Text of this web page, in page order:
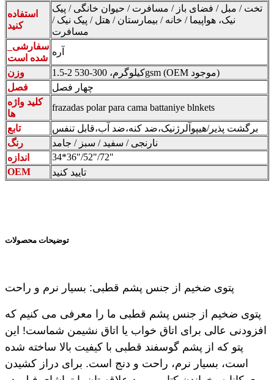
استفاده
کنید
تخت / مبل / فضای باز / مسافرت / حیوان خانگی / پیک
نیک، هواپیما / خانه / بیمارستان / هتل / پیک نیک /
مسافرت
شده است
آره
وزن
1.5-2 کیلوگرم، 300-530gsm (OEM موجود)
فصل
چهار فصل
کلید واژه
ها
frazadas polar para cama battaniye blnkets
تابع
برگشت پذیر/هیپوآلرژنیک،ضد کنه،ضد آب،قابل تنفس
رنگ
نارنجی / سفید / سبز / جامد
اندازه
34*36"/52"/72"
OEM
تایید کنید
توضیحات محصولات
پتوی ضخیم از جنس پشم قطبی: بسیار نرم و راحت
پتوی ضخیم از جنس پشم قطبی ما را معرفی می کنیم که
افزودنی عالی برای اتاق خواب یا اتاق نشیمن شماست! این
پتو که از پشم گوسفند قطبی با کیفیت بالا ساخته شده
است، بسیار نرم، راحت و دنج است. برای دراز کشیدن